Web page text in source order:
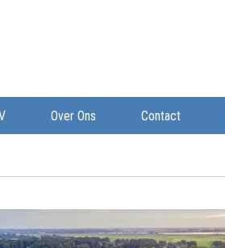
Over Ons Contact